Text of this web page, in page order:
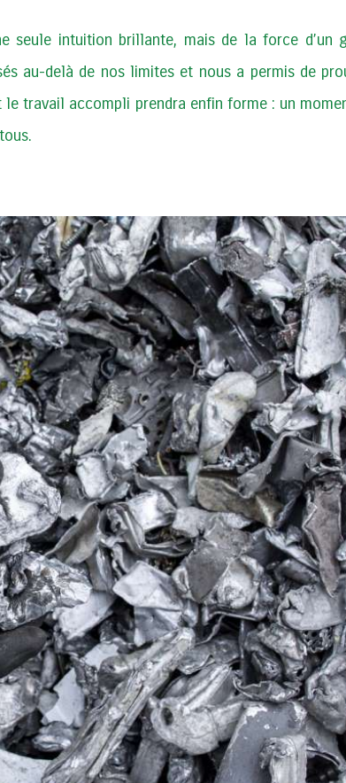
seule intuition brillante, mais de la force d’un
au-delà de nos limites et nous a permis de
travail accompli prendra enfin forme : un